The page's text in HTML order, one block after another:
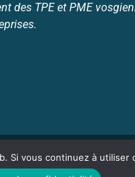
des TPE et PME
Si vous continuez à